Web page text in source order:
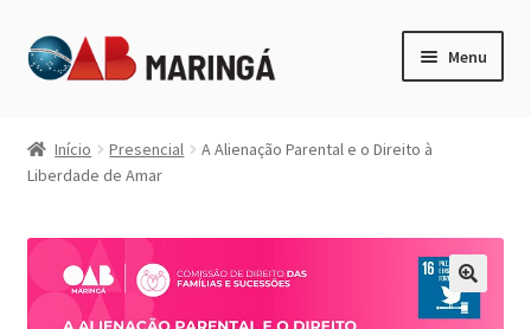
Pular
para
Pular
para
Menu
Minha Conta
Início Presencial
A Alienação Parental e o Direito à
Liberdade de Amar